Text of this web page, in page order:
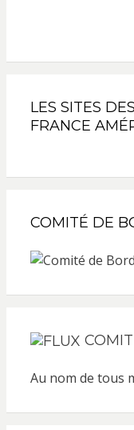
LES SITES
FRANCE
COMITÉ DE
Au nom de tous